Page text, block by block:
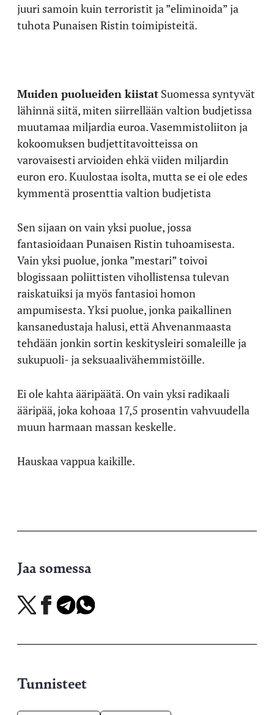
juuri samoin kuin terroristit ja ”eliminoida” ja
tuhota Punaisen Ristin toimipisteitä.
Muiden puolueiden kiistat Suomessa syntyvät
lähinnä siitä, miten siirrellään valtion budjetissa
muutamaa miljardia euroa. Vasemmistoliiton ja
kokoomuksen budjettitavoitteissa on
varovaisesti arvioiden ehkä viiden miljardin
euron ero. Kuulostaa isolta, mutta se ei ole edes
kymmentä prosenttia valtion budjetista
Sen sijaan on vain yksi puolue, jossa
fantasioidaan Punaisen Ristin tuhoamisesta.
Vain yksi puolue, jonka ”mestari” toivoi
blogissaan poliittisten vihollistensa tulevan
raiskatuiksi ja myös fantasioi homon
ampumisesta. Yksi puolue, jonka paikallinen
kansanedustaja halusi, että Ahvenanmaasta
tehdään jonkin sortin keskitysleiri somaleille ja
sukupuoli- ja seksuaalivähemmistöille.
Ei ole kahta ääripäätä. On vain yksi radikaali
ääripää, joka kohoaa 17,5 prosentin vahvuudella
muun harmaan massan keskelle.
Hauskaa vappua kaikille.
Jaa somessa
Jaa
X-
Jaa
Facebookissa
Jaa
Telegramissa
Jaa
WhatsAppissa
Tunnisteet